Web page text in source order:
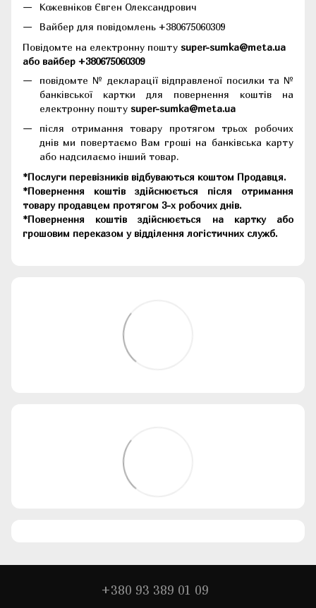
Кожевніков Євген Олександрович
Вайбер для повідомлень +380675060309
Повідомте на електронну пошту super-sumka@meta.ua
або вайбер +380675060309
повідомте № декларації відправленої посилки та №
банківської картки для повернення коштів на
електронну пошту super-sumka@meta.ua
після отримання товару протягом трьох робочих
днів ми повертаємо Вам гроші на банківська карту
або надсилаємо інший товар.
*Послуги перевізників відбуваються коштом Продавця.
*Повернення коштів здійснюється після отримання
товару продавцем протягом 3-х робочих днів.
*Повернення коштів здійснюється на картку або
грошовим переказом у відділення логістичних служб.
+380 93 389 01 09